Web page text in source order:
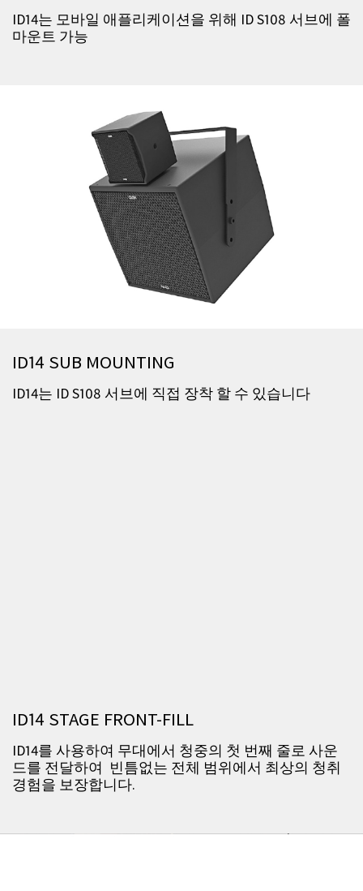
ID14는 모바일 애플리케이션을 위해 ID S108 서브에 폴
마운트 가능
ID14 SUB MOUNTING
ID14는 ID S108 서브에 직접 장착 할 수 있습니다
ID14 STAGE FRONT-FILL
ID14를 사용하여 무대에서 청중의 첫 번째 줄로 사운
드를 전달하여 빈틈없는 전체 범위에서 최상의 청취
경험을 보장합니다.